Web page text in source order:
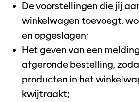
De voorstellingen die jij
winkelwagen toevoegt,
en opgeslagen;
Het geven van een
afgeronde bestelling,
producten in het
kwijtraakt;